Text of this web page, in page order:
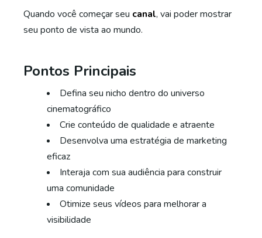
Quando você começar seu canal, vai poder mostrar
seu ponto de vista ao mundo.
Pontos Principais
Defina seu nicho dentro do universo
cinematográfico
Crie conteúdo de qualidade e atraente
Desenvolva uma estratégia de marketing
eficaz
Interaja com sua audiência para construir
uma comunidade
Otimize seus vídeos para melhorar a
visibilidade